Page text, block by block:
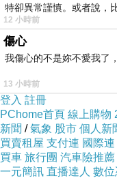
商品尺寸:內戒圍
鑽--高0.5x寬0.7cm
商品材質:銅銀混合
商品訊息簡述:
特卻異常謹慎。或者說，
12 小時前
傷心
我傷心的不是妳不愛我了
13 小時前
登入 註冊
PChome首頁 線上購物
新聞 /氣象 股市 個人新
買賣租屋 支付連 國際連
買車 旅行團 汽車險推薦
一元簡訊 直播達人 數位